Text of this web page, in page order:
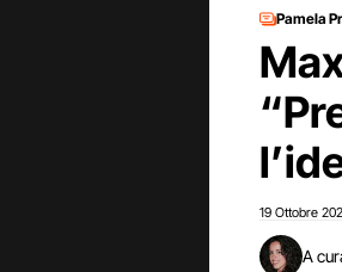
Pamela
19 Ottobre
A